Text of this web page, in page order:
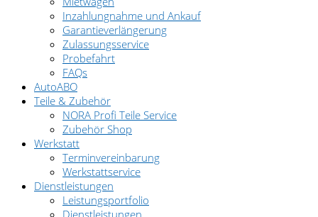
Inzahlungnahme und Ankauf
Garantieverlängerung
Zulassungsservice
Probefahrt
FAQs
AutoABO
Teile & Zubehör
NORA Profi Teile Service
Zubehör Shop
Werkstatt
Terminvereinbarung
Werkstattservice
Dienstleistungen
Leistungsportfolio
Dienstleistungen